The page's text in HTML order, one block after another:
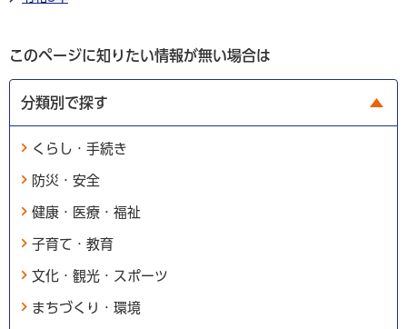
このページに知りたい情報が無い場合は
分類別で探す
くらし・手続き
防災・安全
健康・医療・福祉
子育て・教育
文化・観光・スポーツ
まちづくり・環境